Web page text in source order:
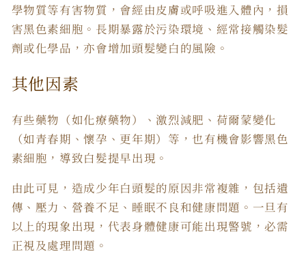
學物質等有害物質，會經由皮膚或呼吸進入體內，損
害黑色素細胞。長期暴露於污染環境、經常接觸染髮
劑或化學品，亦會增加頭髮變白的風險。
其他因素
有些藥物（如化療藥物）、激烈減肥、荷爾蒙變化
（如青春期、懷孕、更年期）等，也有機會影響黑色
素細胞，導致白髮提早出現。
由此可見，造成少年白頭髮的原因非常複雜，包括遺
傳、壓力、營養不足、睡眠不良和健康問題。一旦有
以上的現象出現，代表身體健康可能出現警號，必需
正視及處理問題。